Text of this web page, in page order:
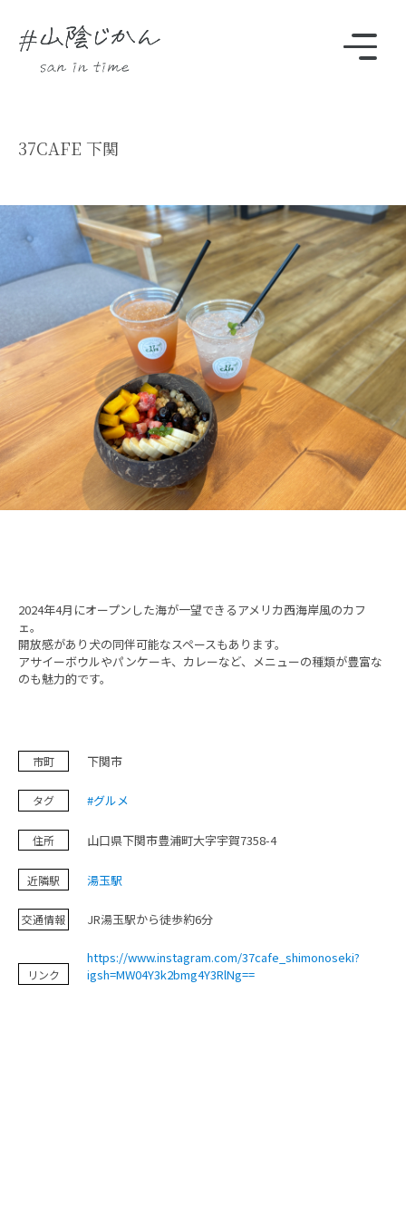
Instagram
時刻表
鉄道旅の魅力
フォトスポット
フォトダウンロード（無料）
サイトポリシー
運営団体
お問い合わせ
37CAFE 下関
2024年4月にオープンした海が一望できるアメリカ西海岸風のカフ
ェ。
開放感があり犬の同伴可能なスペースもあります。
アサイーボウルやパンケーキ、カレーなど、メニューの種類が豊富な
のも魅力的です。
市町 下関市
タグ #グルメ
住所 山口県下関市豊浦町大字宇賀7358-4
近隣駅 湯玉駅
交通情報 JR湯玉駅から徒歩約6分
リンク
https://www.instagram.com/37cafe_shimonoseki?
igsh=MW04Y3k2bmg4Y3RlNg==